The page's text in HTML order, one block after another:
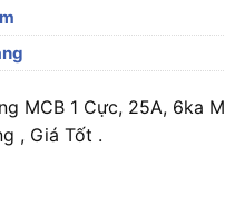
MCB 1 Cực, 25A, 6ka
, Giá Tốt .
1 Cực, 25A, 6ka MPE